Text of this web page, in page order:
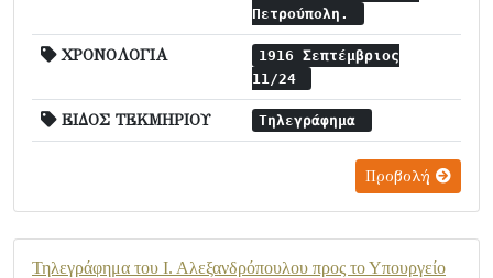
Πετρούπολη.
ΧΡΟΝΟΛΟΓΙΑ
1916 Σεπτέμβριος
11/24
ΕΙΔΟΣ ΤΕΚΜΗΡΙΟΥ Τηλεγράφημα
Προβολή
Τηλεγράφημα του Ι. Αλεξανδρόπουλου προς το Υπουργείο